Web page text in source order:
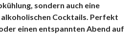
sondern auch eine
Cocktails. Perfekt
einen entspannten Abend auf